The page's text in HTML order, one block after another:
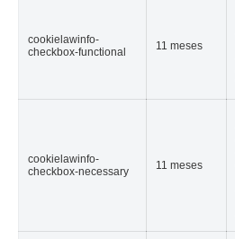
cookielawinfo-
checkbox-functional
11 meses
cookielawinfo-
checkbox-necessary
11 meses